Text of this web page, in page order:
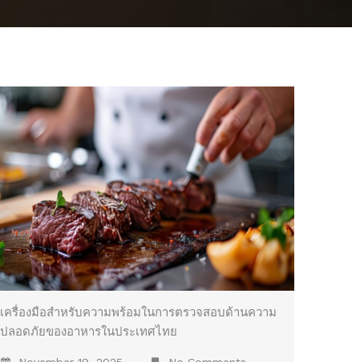
เครื่องมือสำหรับความพร้อมในการตรวจสอบด้านความ
ปลอดภัยของอาหารในประเทศไทย